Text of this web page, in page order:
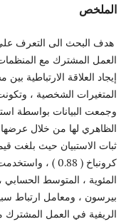
الملخص
هدف البحث الى التعرف
العمل المشترك مع
إيجاد العلاقة الارتباطية
وجمعت البيانات بواسطة
الظاهري لها من خلال
ثبات الاستبيان حيث بلغت
كرونباخ ( 0.88 )
المئوية ، المتوسط الحسابي
بيرسون ، ومعامل ارتباط
الريفية في العمل المشترك